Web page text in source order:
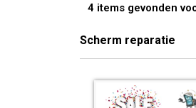
4 items gevonden
Scherm reparatie